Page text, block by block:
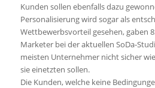
Kunden sollen ebenfalls dazu
Personalisierung wird sogar als
Wettbewerbsvorteil gesehen, gaben
Marketer bei der aktuellen SoDa-
meisten Unternehmer nicht sicher
sie einetzten sollen.
Die Kunden, welche keine